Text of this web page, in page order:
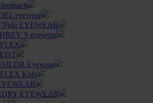
eyewear
EYEWEAR
eyewear
Eyewear
Kids
EYEWEAR